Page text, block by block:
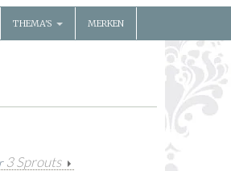
THEMA'S MERKEN
3 Sprouts